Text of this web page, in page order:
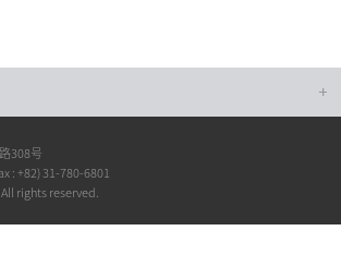
308号
: +82) 31-780-6801
rights reserved.